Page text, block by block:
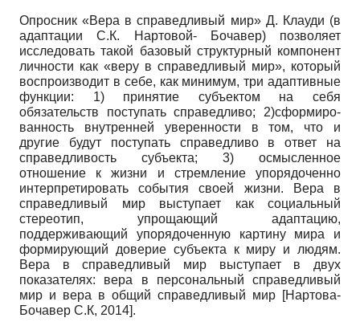
Опросник «Вера в справедливый мир» Д. Клауди (в
адаптации С.К. Нартовой- Бочавер) позволяет
исследовать такой базовый структурный компонент
личности как «веру в справедливый мир», который
воспроизводит в себе, как минимум, три адаптивные
функции: 1) принятие субъектом на себя
обязательств поступать справедливо; 2)сформиро-
ванность внутренней уверенности в том, что и
другие будут поступать справедливо в ответ на
справедливость субъекта; 3) осмысленное
отношение к жизни и стремление упорядоченно
интерпретировать события своей жизни. Вера в
справедливый мир выступает как социальный
стереотип, упрощающий адаптацию,
поддерживающий упорядоченную картину мира и
формирующий доверие субъекта к миру и людям.
Вера в справедливый мир выступает в двух
показателях: вера в персональный справедливый
мир и вера в общий справедливый мир [Нартова­
Бочавер С.К, 2014].